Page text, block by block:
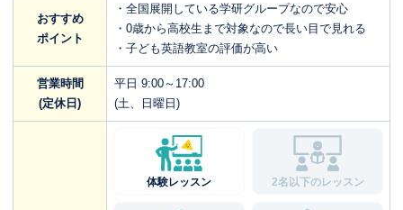
おすすめ
ポイント
・全国展開している学研グループなので安心
・0歳から高校生まで対象なので長い目で見れる
・子ども英語教室の評価が高い
営業時間
(定休日)
平日 9:00～17:00
(土、日曜日)
体験レッスン 2名以下のレッスン